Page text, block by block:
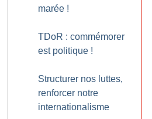
marée !
TDoR : commémorer
est politique !
Structurer nos luttes,
renforcer notre
internationalisme